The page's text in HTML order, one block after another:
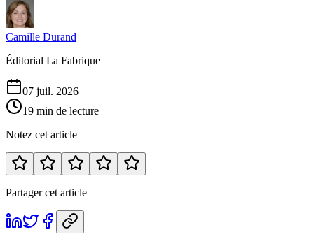
Camille Durand
Éditorial La Fabrique
07 juil. 2026
19 min de lecture
Notez cet article
Partager cet article